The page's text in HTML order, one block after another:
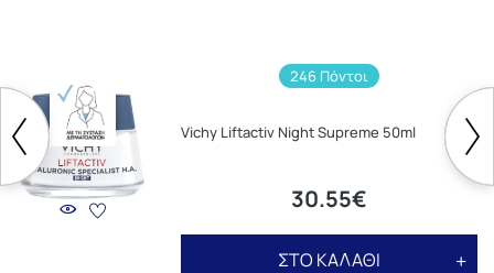
246 Πόντοι
Vichy Liftactiv Night Supreme 50ml
30.55€
ΣΤΟ ΚΑΛΑΘΙ